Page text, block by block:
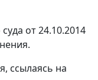
от 24.10.2014
ссылаясь на